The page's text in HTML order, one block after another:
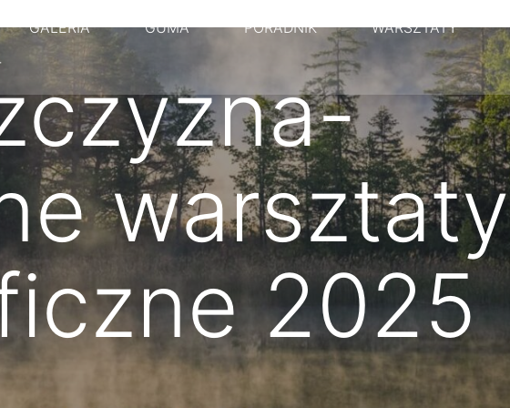
GALERIA GUMA PORADNIK WARSZTATY
warsztaty
2025